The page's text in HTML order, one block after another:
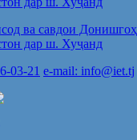
ва савдои
дар ш. Хуҷанд
03-21 e-mail: info@iet.tj